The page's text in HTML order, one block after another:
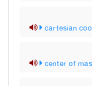
cartesian
center of